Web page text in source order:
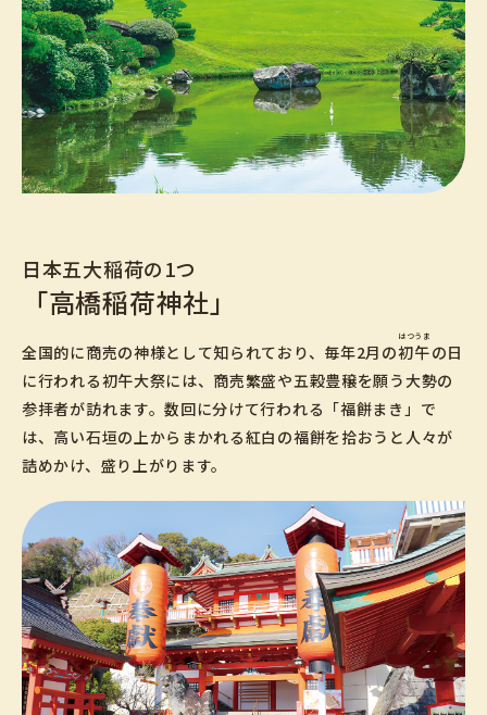
日本五大稲荷の1つ
「高橋稲荷神社」
全国的に商売の神様として知られており、毎年2月の初午
はつうま
の日
に行われる初午大祭には、商売繁盛や五穀豊穣を願う大勢の
参拝者が訪れます。数回に分けて行われる「福餅まき」で
は、高い石垣の上からまかれる紅白の福餅を拾おうと人々が
詰めかけ、盛り上がります。